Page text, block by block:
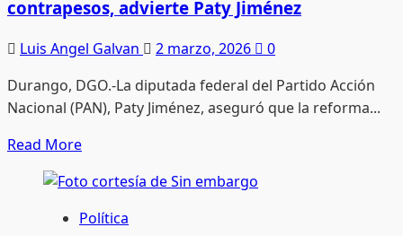
reformarse
con
ni
ignorando
crimen:
Paty
PAN
contrapesos, advierte Paty Jiménez
Luis Angel Galvan 2 marzo, 2026
0
Durango, DGO.-La diputada federal del Partido Acción
Nacional (PAN), Paty Jiménez, aseguró que la reforma...
Read MoreRead
about
Reforma
Política